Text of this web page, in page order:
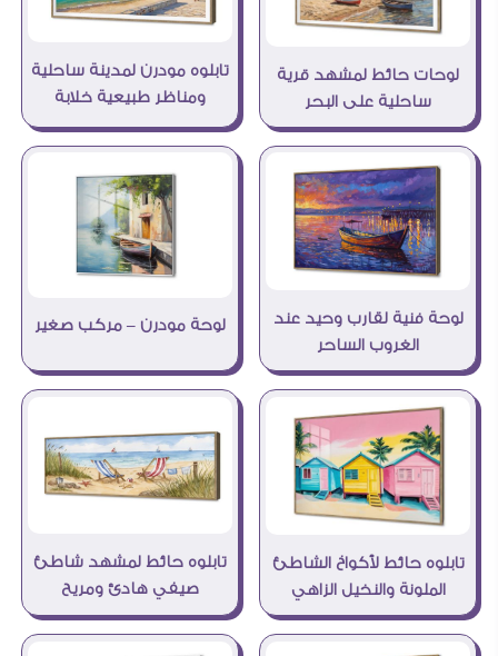
لوحات حائط لمشهد قرية
ساحلية على البحر
تابلوه مودرن لمدينة ساحلية
ومناظر طبيعية خلابة
لوحة فنية لقارب وحيد عند
الغروب الساحر
لوحة مودرن – مركب صغير
تابلوه حائط لأكواخ الشاطئ
الملونة والنخيل الزاهي
تابلوه حائط لمشهد شاطئ
صيفي هادئ ومريح